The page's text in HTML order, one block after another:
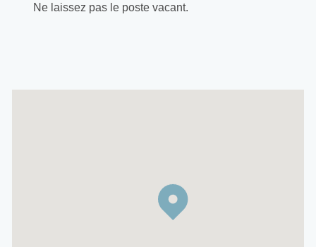
Ne laissez pas le poste vacant.